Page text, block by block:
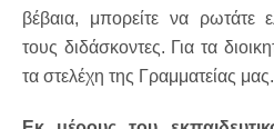
βέβαια, μπορείτε να ρωτάτε
τους διδάσκοντες. Για τα
τα στελέχη της Γραμματείας μας.